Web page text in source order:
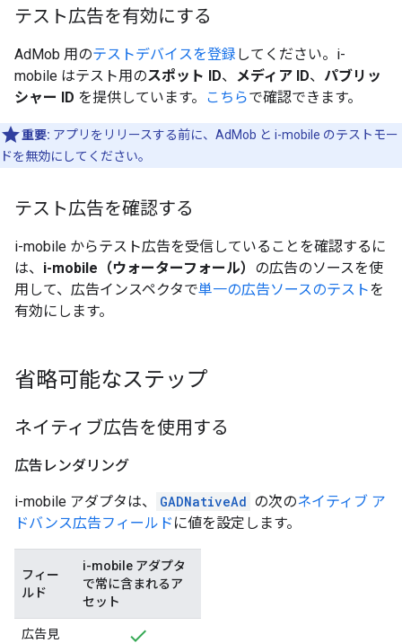
テスト広告を有効にする
AdMob 用のテストデバイスを登録 してください。i-
mobile はテスト用のスポット ID、 メディア ID、 パブリッ
シャー ID を提供しています。 こちらで確認できます。
重要: アプリをリリースする前に、AdMob と i-mobile のテストモー
ドを無効にしてください。
テスト広告を確認する
i-mobile からテスト広告を受信していることを確認するに
は、 i-mobile（ウォーターフォール） の広告のソースを使
用して、広告インスペクタで単一の広告ソースのテストを
有効にします。
省略可能なステップ
ネイティブ広告を使用する
広告レンダリング
i-mobile アダプタは、 GADNativeAd の次のネイティブ ア
ドバンス広告フィールド に値を設定します。
フィー
ルド
i-mobile アダプタ
で常に含まれるア
セット
広告見